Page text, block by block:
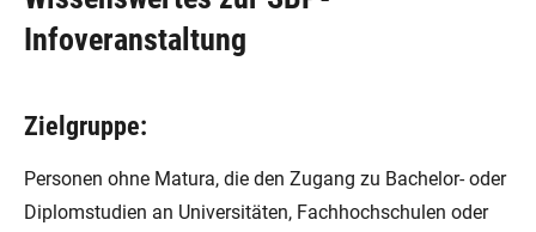
Infoveranstaltung
Zielgruppe:
Personen ohne Matura, die den Zugang zu Bachelor- oder
Diplomstudien an Universitäten, Fachhochschulen oder